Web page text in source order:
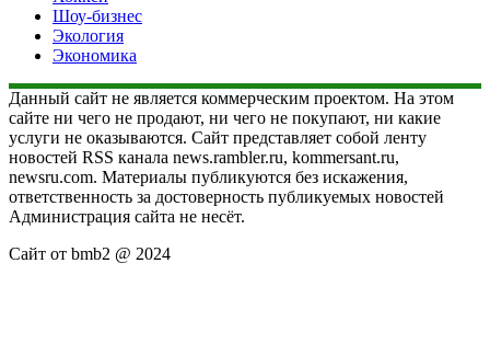
Шоу-бизнес
Экология
Экономика
Данный сайт не является коммерческим проектом. На этом
сайте ни чего не продают, ни чего не покупают, ни какие
услуги не оказываются. Сайт представляет собой ленту
новостей RSS канала news.rambler.ru, kommersant.ru,
newsru.com. Материалы публикуются без искажения,
ответственность за достоверность публикуемых новостей
Администрация сайта не несёт.
Сайт от bmb2 @ 2024